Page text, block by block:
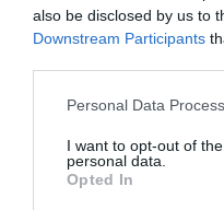
also be disclosed by us to
Downstream Participants
Personal Data
I want to opt-out of
personal data.
Opted InDERNIERS